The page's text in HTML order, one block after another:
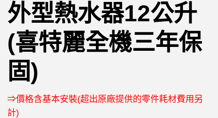
外型熱水器12公升
(喜特麗全機三年保
固)
⇒價格含基本安裝(超出原廠提供的零件耗材費用另
計)